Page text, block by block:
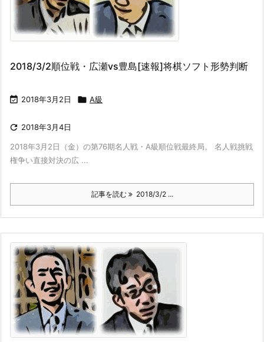
2018/3/2順位戦・広瀬vs豊島[速報]将棋ソフト形勢判断
 2018年3月2日  A級
 2018年3月4日
2018年3月2日（金）の第76期名人戦・A級順位戦最終局。 名人戦挑戦
権争い直接対決の広 ...
記事を読む 2018/3/2 ...